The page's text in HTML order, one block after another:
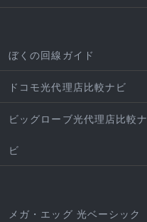
ぼくの回線ガイド
ドコモ光代理店比較ナビ
ビッグローブ光代理店比較ナ
ビ
メガ・エッグ 光ベーシック